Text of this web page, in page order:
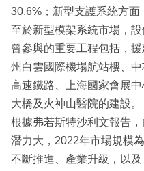
30.6%；新型支護系統方面
至於新型模架系統市場，設
曾參與的重要工程包括，
州白雲國際機場航站樓、
高速鐵路、上海國家會展
大橋及火神山醫院的建設。
根據弗若斯特沙利文報告
潛力大，2022年市場規模
不斷推進、產業升級，以